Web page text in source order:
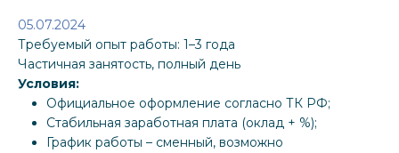
05.07.2024
Требуемый опыт работы: 1–3 года
Частичная занятость, полный день
Условия:
Официальное оформление согласно ТК РФ;
Стабильная заработная плата (оклад + %);
График работы – сменный, возможно